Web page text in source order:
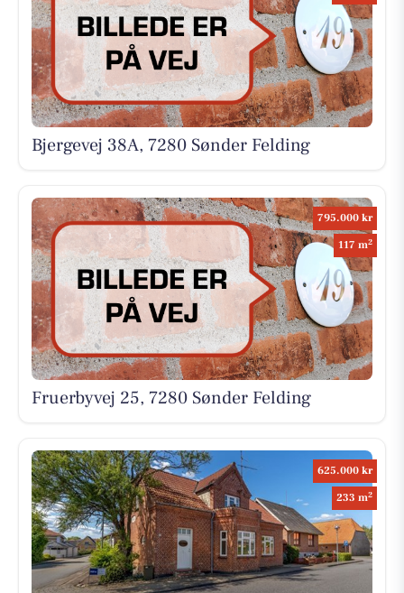
Bjergevej 38A, 7280 Sønder Felding
795.000 kr
117 m2
Fruerbyvej 25, 7280 Sønder Felding
625.000 kr
233 m2